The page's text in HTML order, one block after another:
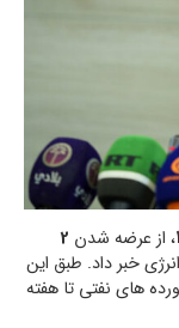
، از عرضه شدن 2
خبر داد. طبق این
های نفتی تا هفته